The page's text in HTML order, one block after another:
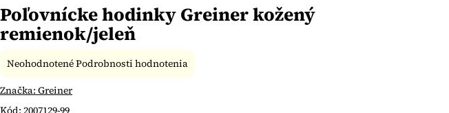
Poľovnícke hodinky Greiner kožený
remienok/jeleň
Kód: 2007129-99
Priemerné
produktu
NeohodnotenéPodrobnosti hodnotenia
Značka: Greiner